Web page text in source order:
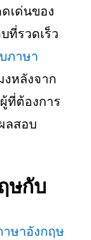
เด่นของ
ที่รวดเร็ว
ภาษา
หลังจาก
ที่ต้องการ
ลสอบ
ษกับ
ษาอังกฤษ